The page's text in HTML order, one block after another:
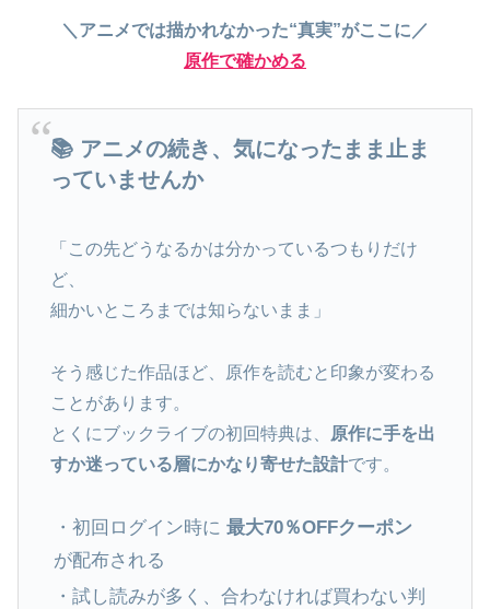
＼アニメでは描かれなかった“真実”がここに／
原作で確かめる
📚 アニメの続き、気になったまま止ま
っていませんか
「この先どうなるかは分かっているつもりだけ
ど、
細かいところまでは知らないまま」
そう感じた作品ほど、原作を読むと印象が変わる
ことがあります。
とくにブックライブの初回特典は、
原作に手を出
すか迷っている層にかなり寄せた設計です。
・初回ログイン時に最大70％OFFクーポン
が配布される
・試し読みが多く、合わなければ買わない判